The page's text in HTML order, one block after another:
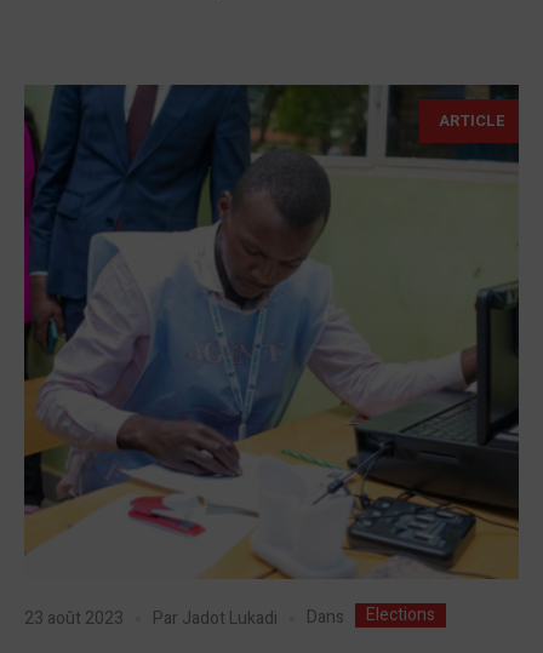
ARTICLE
23 août 2023 Par Jadot Lukadi Dans Elections